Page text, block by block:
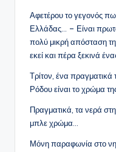
Αφετέρου το γεγονός
Ελλάδας… – Είναι
πολύ μικρή απόσταση
εκεί και πέρα ξεκινά
Τρίτον, ένα πραγματικά
Ρόδου είναι το χρώμα
Πραγματικά, τα νερά
μπλε χρώμα…
Μόνη παραφωνία στο